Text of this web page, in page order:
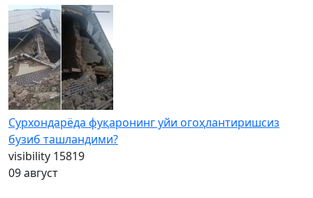
Сурхондарёда фуқаронинг уйи огоҳлантиришсиз
бузиб ташландими?
visibility 15819
09 август